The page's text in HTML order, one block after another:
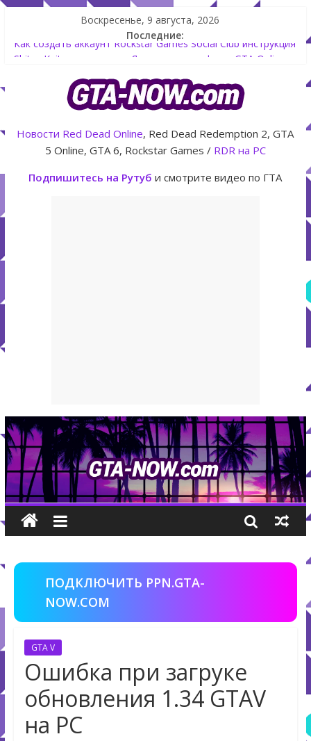
Воскресенье, 9 августа, 2026
Последние:
Как создать аккаунт Rockstar Games Social Club инструкция
The Kortz Center Heist — новое ограбление появится в
GTA Online уже 14 июля
GTA Online: Rockstar запускает программу Fine Art Collector
Летнее обновление для GTA 5 Online The Kortz Center Heist
Новости Red Dead Online, Red Dead Redemption 2, GTA
5 Online, GTA 6, Rockstar Games / RDR на PC
Подпишитесь на Рутуб и смотрите видео по ГТА
ПОДКЛЮЧИТЬ PPN.GTA-
NOW.COM
GTA V
Ошибка при загруке
обновления 1.34 GTAV
на PC